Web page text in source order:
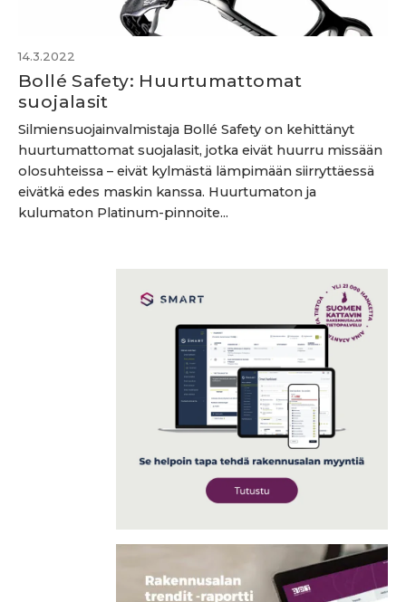
14.3.2022
Bollé Safety: Huurtumattomat
suojalasit
Silmiensuojainvalmistaja Bollé Safety on kehittänyt
huurtumattomat suojalasit, jotka eivät huurru missään
olosuhteissa – eivät kylmästä lämpimään siirryttäessä
eivätkä edes maskin kanssa. Huurtumaton ja
kulumaton Platinum-pinnoite...